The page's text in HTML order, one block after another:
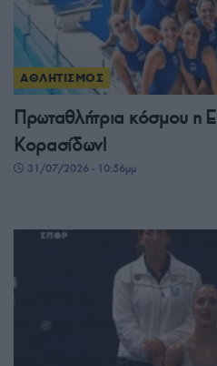
ΑΘΛΗΤΙΣΜΟΣ
Πρωταθλήτρια κόσμου η
Κορασίδων!
31/07/2026 - 10:56μμ